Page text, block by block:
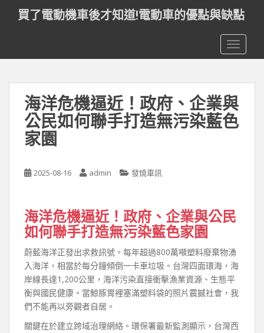
t
買了電動機車後才知道!電動車的優點與缺點
海洋危機逼近！政府、企業與
公民如何聯手打造無污染藍色
家園
2025-08-16 admin 發燒車訊
海洋危機逼近！政府、企業與公民
如何聯手打造無污染藍色家園
蔚藍海洋正發出求救訊號。每年超過800萬噸塑料廢棄物湧
入海洋，相當於每分鐘傾倒一卡車垃圾。台灣四面環海，海
岸線長達1,200公里，海洋污染直接衝擊漁業資源、生態平
衡與國民健康。當鯨豚胃裡塞滿塑料袋的照片震撼社會，我
們不能再以旁觀者自居。
關鍵在於建立跨域治理網絡。環保署最新監測顯示，台灣西